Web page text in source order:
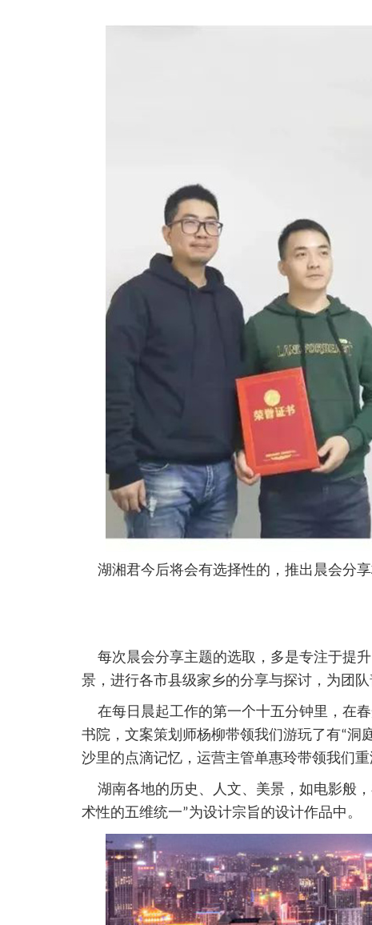
湖湘君今后将会有选择性的，推出晨会分
每次晨会分享主题的选取，多是专注于提
景，进行各市县级家乡的分享与探讨，为团
在每日晨起工作的第一个十五分钟里，在
书院，文案策划师杨柳带领我们游玩了有“洞
沙里的点滴记忆，运营主管单惠玲带领我们
湖南各地的历史、人文、美景，如电影般
术性的五维统一”为设计宗旨的设计作品中。